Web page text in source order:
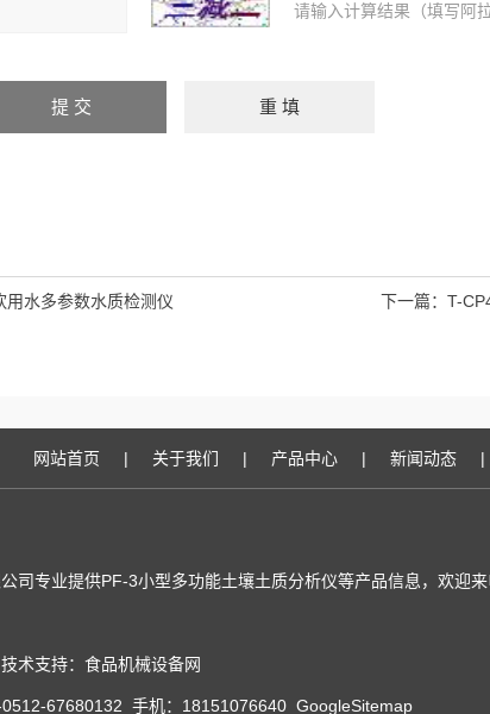
请输入计算结果（填写阿
用水多参数水质检测仪 下一篇： T-
网站首页 | 关于我们 | 产品中心 | 新闻动态 |
司专业提供PF-3小型多功能土壤土质分析仪等产品信息，欢迎来
技术支持： 食品机械设备网
67680132 手机：18151076640 GoogleSitemap